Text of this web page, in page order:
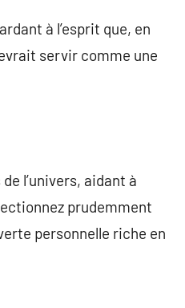
à l’esprit que, en
servir comme une
l’univers, aidant à
prudemment
personnelle riche en